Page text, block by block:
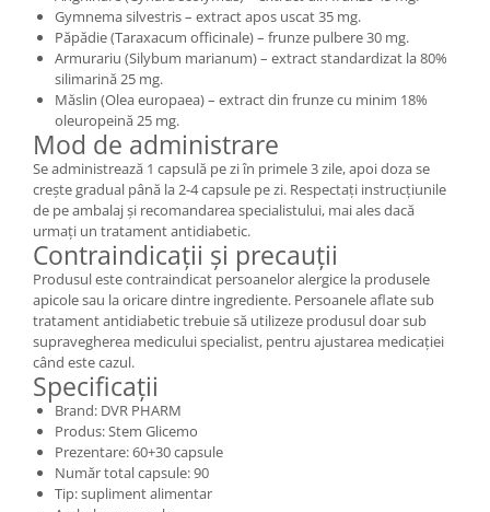
Gymnema silvestris – extract apos uscat 35 mg.
Păpădie (Taraxacum officinale) – frunze pulbere 30 mg.
Armurariu (Silybum marianum) – extract standardizat la 80%
silimarină 25 mg.
Măslin (Olea europaea) – extract din frunze cu minim 18%
oleuropeină 25 mg.
Mod de administrare
Se administrează 1 capsulă pe zi în primele 3 zile, apoi doza se
crește gradual până la 2-4 capsule pe zi. Respectați instrucțiunile
de pe ambalaj și recomandarea specialistului, mai ales dacă
urmați un tratament antidiabetic.
Contraindicații și precauții
Produsul este contraindicat persoanelor alergice la produsele
apicole sau la oricare dintre ingrediente. Persoanele aflate sub
tratament antidiabetic trebuie să utilizeze produsul doar sub
supravegherea medicului specialist, pentru ajustarea medicației
când este cazul.
Specificații
Brand: DVR PHARM
Produs: Stem Glicemo
Prezentare: 60+30 capsule
Număr total capsule: 90
Tip: supliment alimentar